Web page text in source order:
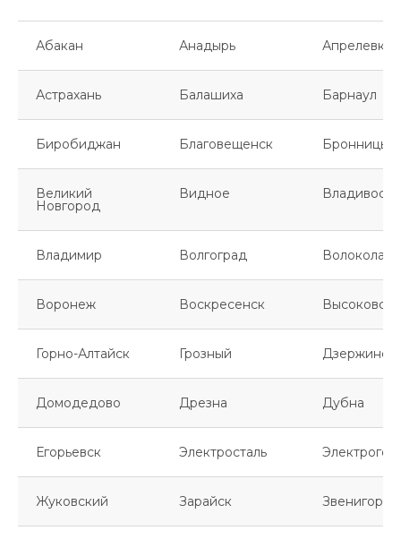
Абакан Анадырь Апрелевка
Астрахань Балашиха Барнаул
Биробиджан Благовещенск Бронницы
Великий
Новгород
Видное
Владимир Волгоград
Воронеж Воскресенск Высоковск
Горно-Алтайск Грозный
Домодедово Дрезна Дубна
Егорьевск Электросталь
Жуковский Зарайск Звенигород